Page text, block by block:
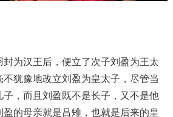
封为汉王后，便立了次子刘盈为王太
犹豫地改立刘盈为皇太子，尽管当
子，而且刘盈既不是长子，又不是他
的母亲就是吕雉，也就是后来的皇